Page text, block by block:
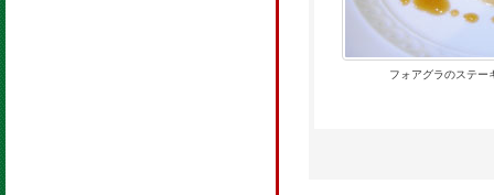
フォアグラのステー